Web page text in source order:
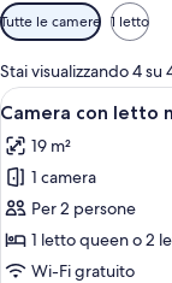
Filtri
disponibili
per
le
camere
Tutte le camere 1 letto
Stai visualizzando 4 su
Apri
tutte
le
foto
per
Camera
con
32
Camera con letto
19 m²
1 camera
Per 2 persone
1 letto queen o 2
Wi-Fi gratuito